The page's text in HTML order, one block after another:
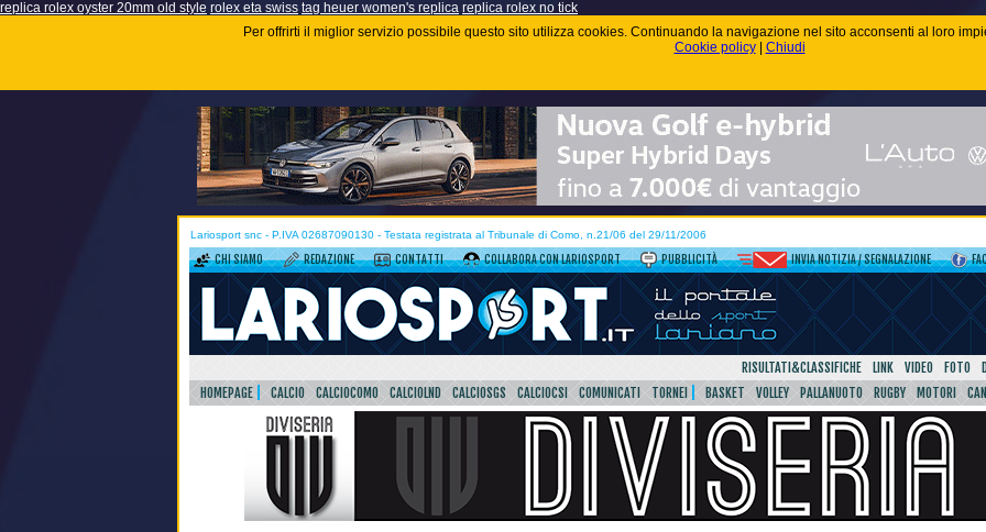
replica rolex oyster 20mm old style rolex eta swiss tag heuer women's replica replica rolex no tick
Per offrirti il miglior servizio possibile questo sito utilizza cookies. Continuando la navigazione nel sito acconsenti al loro
Cookie policy| Chiudi
Lariosport snc - P.IVA 02687090130 - Testata registrata al Tribunale di Como, n.21/06 del 29/11/2006
CHI SIAMO REDAZIONE CONTATTI COLLABORA CON LARIOSPORT PUBBLICITÀ INVIA NOTIZIA / SEGNALAZIONE
RISULTATI&CLASSIFICHE LINK VIDEO FOTO
HOMEPAGE
CALCIO CALCIOCOMO CALCIOLND CALCIOSGS CALCIOCSI COMUNICATI TORNEI BASKET VOLLEY PALLANUOTO RUGBY MOTORI